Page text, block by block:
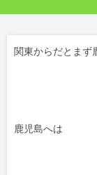
関東からだとまず
鹿児島へは